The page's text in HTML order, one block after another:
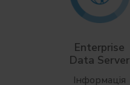
Enterprise
Data Server
Інформація